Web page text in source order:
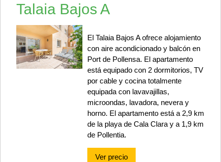
Talaia Bajos A
El Talaia Bajos A ofrece alojamiento
con aire acondicionado y balcón en
Port de Pollensa. El apartamento
está equipado con 2 dormitorios, TV
por cable y cocina totalmente
equipada con lavavajillas,
microondas, lavadora, nevera y
horno. El apartamento está a 2,9 km
de la playa de Cala Clara y a 1,9 km
de Pollentia.
Ver precio